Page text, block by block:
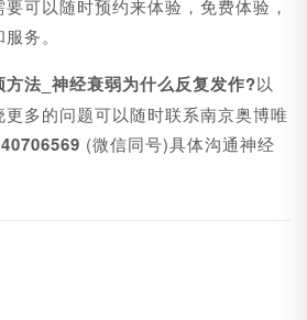
可以随时预约来体验，免费体验，
务。
法_ 神经衰弱为什么反复发作?以
多的问题可以随时联系南京奥博唯
(微信同号)具体沟通神经